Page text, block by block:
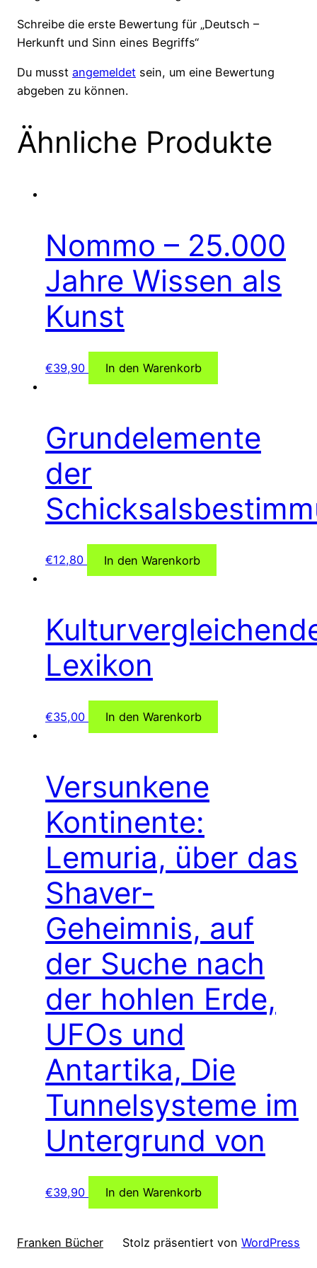
Schreibe die erste Bewertung für „Deutsch –
Herkunft und Sinn eines Begriffs“
Du musst angemeldet sein, um eine Bewertung
abgeben zu können.
Ähnliche Produkte
Nommo – 25.000
Jahre Wissen als
Kunst
€39,90 In den Warenkorb
Grundelemente
der
€12,80 In den Warenkorb
Lexikon
€35,00 In den Warenkorb
Versunkene
Kontinente:
Lemuria, über das
Shaver-
Geheimnis, auf
der Suche nach
der hohlen Erde,
UFOs und
Antartika, Die
Tunnelsysteme im
Untergrund von
€39,90 In den Warenkorb
Franken Bücher Stolz präsentiert von WordPress